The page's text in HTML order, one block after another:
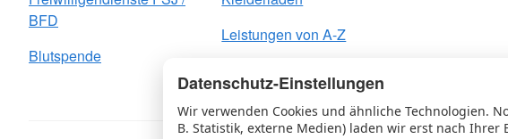
BFD
Blutspende
Leistungen von A-Z
Datenschutz-Einstellungen
Wir verwenden Cookies und ähnliche Technologien.
B. Statistik, externe Medien) laden wir erst nach Ihrer